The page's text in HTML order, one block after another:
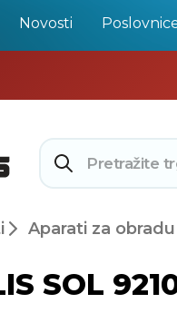
Novosti
Aparati za
SOL